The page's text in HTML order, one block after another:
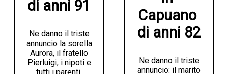
di anni 91
Ne danno il triste
annuncio la sorella
Aurora, il fratello
Pierluigi, i nipoti e
tutti i parenti.
Capuano
di anni 82
Ne danno il triste
annuncio: il marito